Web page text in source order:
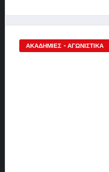
ΑΚΑΔΗΜΊΕΣ - ΑΓΩΝΙΣΤΙΚΆ